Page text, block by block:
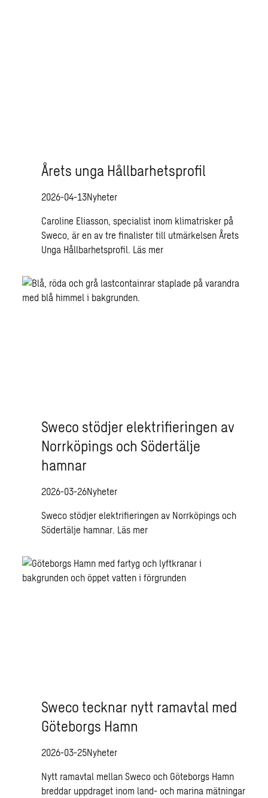
Årets unga Hållbarhetsprofil
2026-04-13Nyheter
Caroline Eliasson, specialist inom klimatrisker på
Sweco, är en av tre finalister till utmärkelsen Årets
Unga Hållbarhetsprofil. Läs mer
Sweco stödjer elektrifieringen av
Norrköpings och Södertälje
hamnar
2026-03-26Nyheter
Sweco stödjer elektrifieringen av Norrköpings och
Södertälje hamnar. Läs mer
Sweco tecknar nytt ramavtal med
Göteborgs Hamn
2026-03-25Nyheter
Nytt ramavtal mellan Sweco och Göteborgs Hamn
breddar uppdraget inom land- och marina mätningar